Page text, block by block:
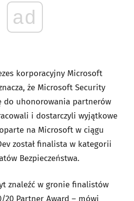
ad
korporacyjny Microsoft
że Microsoft Security
do uhonorowania partnerów
i dostarczyli wyjątkowe
na Microsoft w ciągu
został finalista w kategorii
Bezpieczeństwa.
znaleźć w gronie finalistów
20 Partner Award – mówi